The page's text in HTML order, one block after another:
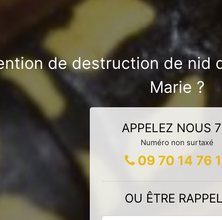
de destruction de
Marie ?
APPELEZ NOUS
Numéro non surtaxé
09 70 14 76
OU ÊTRE